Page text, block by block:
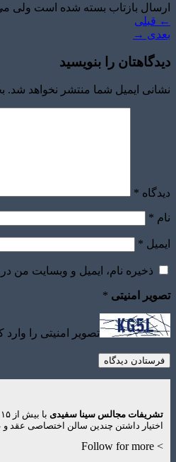
ارسال بازتاب بسته شده است ولی می
← قبلی
بعدی →
دیدگاهتان را بنویسید
نشانی ایمیل شما منتشر نخواهد شد.
دیدگاه *
نام *
ایمیل *
ذخیره نام، ایمیل و وبسایت من
تصویر امنیتی *
تصویر امنیتی را وارد
تشریفات مجالس سینا سفیدی
اختیار داشتن چندین سالن اختصاصی عقد و
> Follow for more